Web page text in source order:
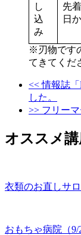
し
込
み
先
日
※刃物です
てきてくだ
<< 情報誌
した。
>> フリー
オススメ
衣類のお直しサロ
おもちゃ病院（9/